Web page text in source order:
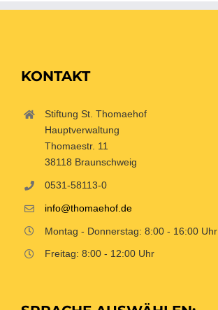
KONTAKT
Stiftung St. Thomaehof
Hauptverwaltung
Thomaestr. 11
38118 Braunschweig
0531-58113-0
info@thomaehof.de
Montag - Donnerstag: 8:00 - 16:00 Uhr
Freitag: 8:00 - 12:00 Uhr